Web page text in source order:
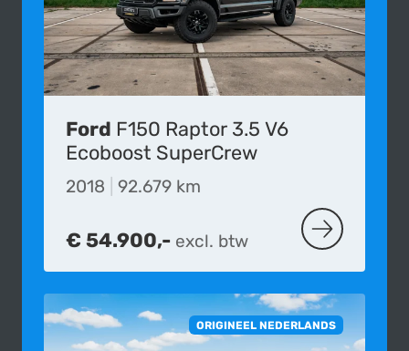
Ford F150 Raptor 3.5 V6
Ecoboost SuperCrew
2018 92.679 km
€ 54.900,- excl. btw MEER OVER
ORIGINEEL NEDERLANDS